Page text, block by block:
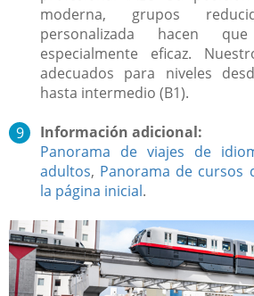
moderna, grupos
personalizada hacen
especialmente eficaz.
adecuados para niveles
hasta intermedio (B1).
Información adicional:
Panorama de viajes de
adultos, Panorama de cursos
la página inicial.